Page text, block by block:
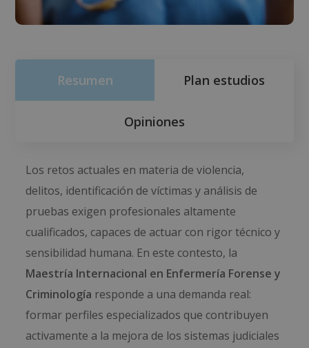
Resumen Plan estudios
Opiniones
Los retos actuales en materia de violencia,
delitos, identificación de víctimas y análisis de
pruebas exigen profesionales altamente
cualificados, capaces de actuar con rigor técnico y
sensibilidad humana. En este contesto, la
Maestría Internacional en Enfermería Forense y
Criminología responde a una demanda real:
formar perfiles especializados que contribuyen
activamente a la mejora de los sistemas judiciales